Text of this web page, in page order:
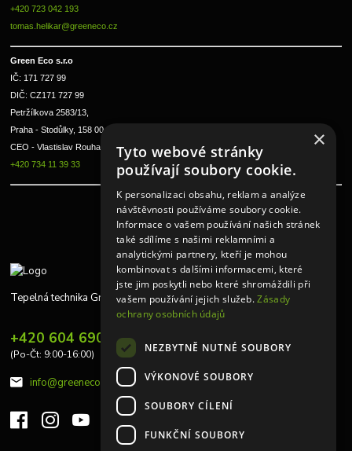
+420 723 042 193
tomas.helikar@greeneco.cz
Green Eco s.r.o
IČ: 171 727 99
DIČ: CZ171 727 99
Petržílkova 2583/13,
Praha - Stodůlky, 158 00
CEO - Vlastislav Rouha ml.
+420 734 11 39 33
Tepelná technika Greeneco
+420 604 690 848
(Po-Čt: 9:00-16:00)
info@greeneco.cz
×
Tyto webové stránky
používají soubory cookie.
K personalizaci obsahu, reklam a analýze
návštěvnosti používáme soubory cookie.
Informace o vašem používání našich stránek
také sdílíme s našimi reklamními a
analytickými partnery, kteří je mohou
kombinovat s dalšími informacemi, které
jste jim poskytli nebo které shromáždili při
vašem používání jejich služeb.Zásady
ochrany osobních údajů
NEZBYTNĚ NUTNÉ SOUBORY
VÝKONOVÉ SOUBORY
SOUBORY CÍLENÍ
FUNKČNÍ SOUBORY